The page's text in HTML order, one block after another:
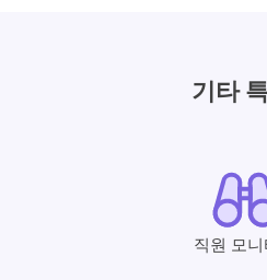
기타
직원 모니